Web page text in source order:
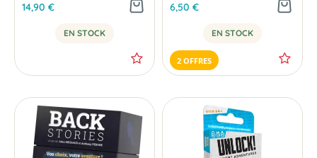
14,90 €
EN STOCK
6,50 €
EN STOCK
2 OFFRES